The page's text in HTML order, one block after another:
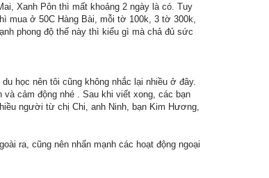
Xanh Pôn thì mất khoảng 2 ngày là có. Tuy
mua ở 50C Hàng Bài, mỗi tờ 100k, 3 tờ 300k,
phong độ thế này thì kiểu gì mà chả đủ sức
học nên tôi cũng không nhắc lại nhiều ở đây.
cảm động nhé . Sau khi viết xong, các bạn
người từ chị Chi, anh Ninh, bạn Kim Hương,
ra, cũng nên nhấn mạnh các hoạt động ngoại